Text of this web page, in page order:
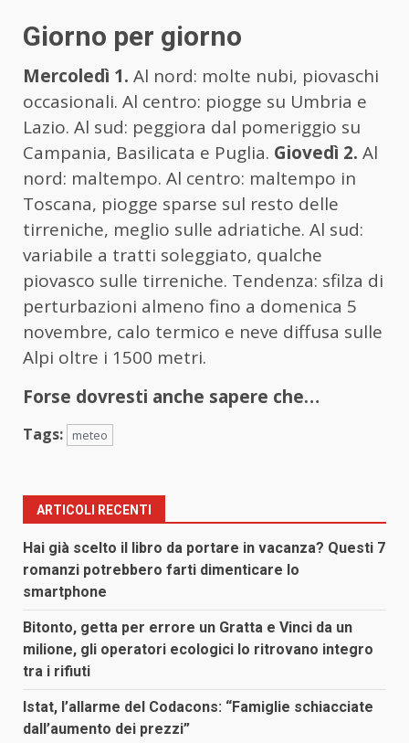
Giorno per giorno
Mercoledì 1. Al nord: molte nubi, piovaschi
occasionali. Al centro: piogge su Umbria e
Lazio. Al sud: peggiora dal pomeriggio su
Campania, Basilicata e Puglia. Giovedì 2. Al
nord: maltempo. Al centro: maltempo in
Toscana, piogge sparse sul resto delle
tirreniche, meglio sulle adriatiche. Al sud:
variabile a tratti soleggiato, qualche
piovasco sulle tirreniche. Tendenza: sfilza di
perturbazioni almeno fino a domenica 5
novembre, calo termico e neve diffusa sulle
Alpi oltre i 1500 metri.
Forse dovresti anche sapere che…
Tags: meteo
ARTICOLI RECENTI
Hai già scelto il libro da portare in vacanza? Questi 7
romanzi potrebbero farti dimenticare lo
smartphone
Bitonto, getta per errore un Gratta e Vinci da un
milione, gli operatori ecologici lo ritrovano integro
tra i rifiuti
Istat, l’allarme del Codacons: “Famiglie schiacciate
dall’aumento dei prezzi”